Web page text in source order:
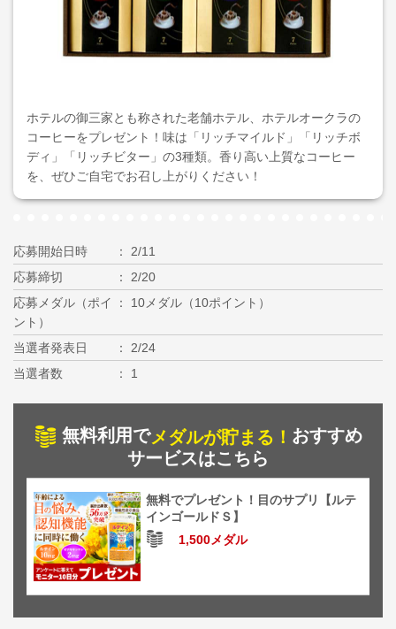
ホテルの御三家とも称された老舗ホテル、ホテルオークラの
コーヒーをプレゼント！味は「リッチマイルド」「リッチボ
ディ」「リッチビター」の3種類。香り高い上質なコーヒー
を、ぜひご自宅でお召し上がりください！
応募開始日時
2/11
応募締切
2/20
応募メダル（ポイ
ント）
10メダル（10ポイント）
当選者発表日
2/24
当選者数
1
無料利用でメダルが貯まる！ おすすめ
サービスはこちら
無料でプレゼント！目のサプリ【ルテ
インゴールドＳ】
1,500メダル